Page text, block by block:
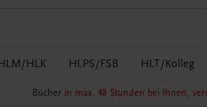
HLK HLPS/FSB HLT/Kolleg
Bücher in max. 48 Stunden bei Ihnen,